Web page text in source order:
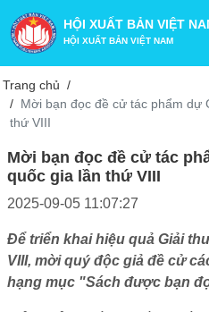
HỘI XUẤT BẢN VIỆT
HỘI XUẤT BẢN VIỆT NAM
Trang chủ
Mời bạn đọc đề cử tác phẩm dự
thứ VIII
Mời bạn đọc đề cử tác
quốc gia lần thứ VIII
2025-09-05 11:07:27
Để triển khai hiệu quả Giải
VIII, mời quý độc giả đề cử
hạng mục "Sách được bạn